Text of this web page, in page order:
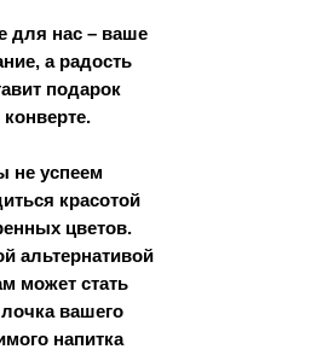
для нас – ваше
а радость
подарок
конверте.
не успеем
красотой
цветов.
альтернативой
может стать
вашего
напитка